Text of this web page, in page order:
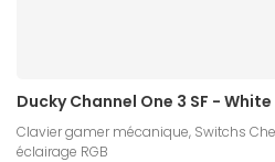
Ducky Channel One 3 SF -
Clavier gamer mécanique, Switchs
éclairage RGB